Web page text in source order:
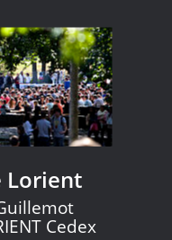
Lorient
Cedex